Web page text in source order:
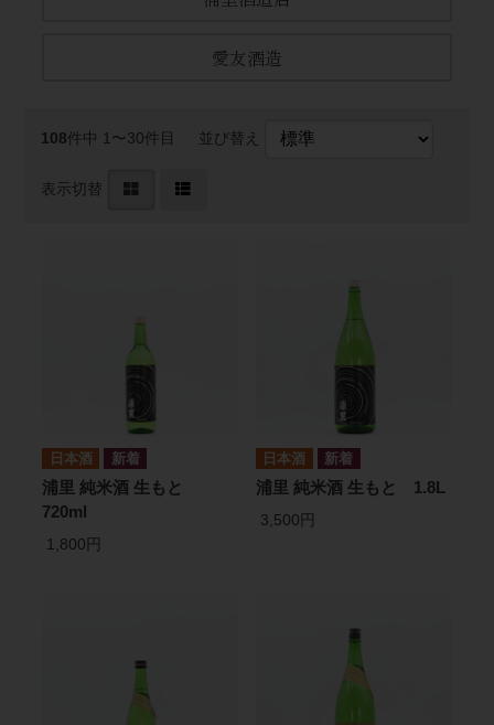
愛友酒造
108件中 1〜30件目 並び替え
表示切替
日本酒
浦里 純米酒 生もと
720ml
1,800円
日本酒
浦里 純米酒 生もと 1.8L
3,500円